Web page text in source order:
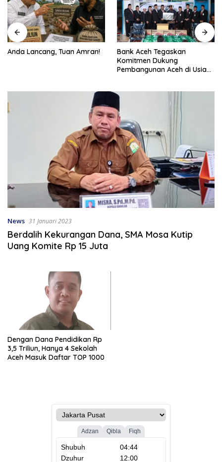
Anda Lancang, Tuan Amran!
Bank Aceh Tegaskan
Komitmen Dukung
Pembangunan Aceh di Usia
News 31 Januari 2023
Berdalih Kekurangan Dana, SMA Mosa Kutip
Uang Komite Rp 15 Juta
Dengan Dana Pendidikan Rp
3,5 Triliun, Hanya 4 Sekolah
Aceh Masuk Daftar TOP 1000